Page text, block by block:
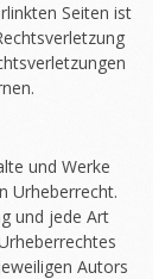
Seiten ist
und Werke
Urheberrecht.
und jede Art
Autors